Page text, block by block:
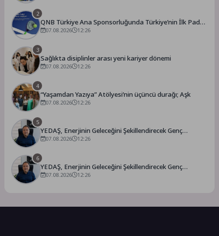
2
QNB Türkiye Ana Sponsorluğunda Türkiye’nin İlk Padel
Türkiye Şampiyonası Başlıyor
07.08.2026 12:26
3
Sağlıkta disiplinler arası yeni kariyer dönemi
07.08.2026 12:26
4
“Yaşamdan Yazıya” Atölyesi’nin üçüncü durağı; Aşk
07.08.2026 12:26
5
YEDAŞ, Enerjinin Geleceğini Şekillendirecek Genç
Yetenekleri Arıyor
07.08.2026 12:26
6
YEDAŞ, Enerjinin Geleceğini Şekillendirecek Genç
Yetenekleri Arıyor
07.08.2026 12:26